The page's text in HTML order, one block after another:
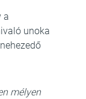
a
unoka
mélyen